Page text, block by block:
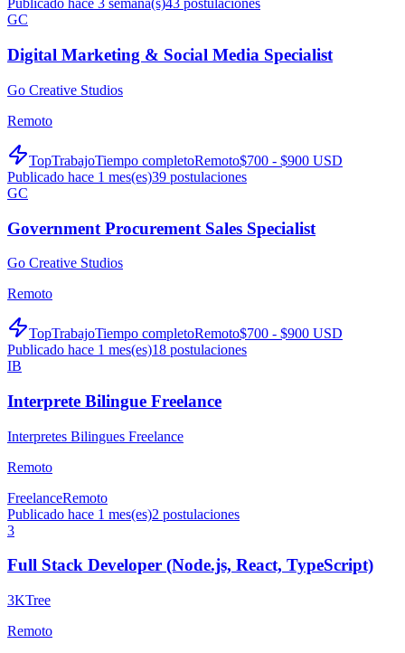
Publicado hace 3 semana(s)43 postulaciones
GC
Digital Marketing & Social Media Specialist
Go Creative Studios
Remoto
TopTrabajoTiempo completoRemoto$700 - $900 USD
Publicado hace 1 mes(es)39 postulaciones
GC
Government Procurement Sales Specialist
Go Creative Studios
Remoto
TopTrabajoTiempo completoRemoto$700 - $900 USD
Publicado hace 1 mes(es)18 postulaciones
IB
Interprete Bilingue Freelance
Interpretes Bilingues Freelance
Remoto
FreelanceRemoto
Publicado hace 1 mes(es)2 postulaciones
3
Full Stack Developer (Node.js, React, TypeScript)
3KTree
Remoto